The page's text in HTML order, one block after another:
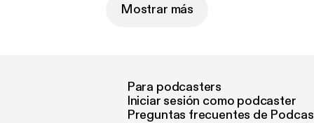
Mostrar más
Para podcasters
Iniciar sesión como podcaster
Preguntas frecuentes de